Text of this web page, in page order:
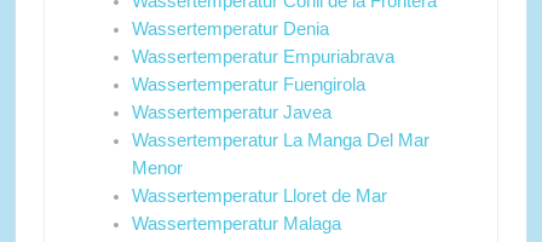
Wassertemperatur Denia
Wassertemperatur Empuriabrava
Wassertemperatur Fuengirola
Wassertemperatur Javea
Wassertemperatur La Manga Del Mar
Menor
Wassertemperatur Lloret de Mar
Wassertemperatur Malaga